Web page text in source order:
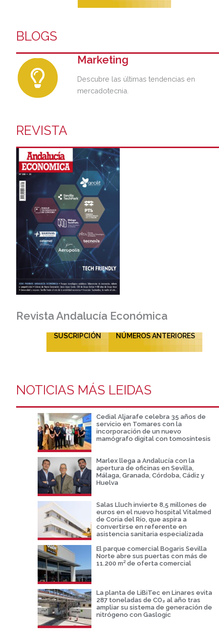
BLOGS
Marketing
Descubre las últimas tendencias en
mercadotecnia.
REVISTA
Revista Andalucía Económica
SUSCRIPCIÓN NÚMEROS ANTERIORES
NOTICIAS MÁS LEIDAS
Cedial Aljarafe celebra 35 años de
servicio en Tomares con la
incorporación de un nuevo
mamógrafo digital con tomosíntesis
Marlex llega a Andalucía con la
apertura de oficinas en Sevilla,
Málaga, Granada, Córdoba, Cádiz y
Huelva
Salas Lluch invierte 8,5 millones de
euros en el nuevo hospital Vitalmed
de Coria del Río, que aspira a
convertirse en referente en
asistencia sanitaria especializada
El parque comercial Bogaris Sevilla
Norte abre sus puertas con más de
11.200 m² de oferta comercial
La planta de LiBiTec en Linares evita
287 toneladas de CO₂ al año tras
ampliar su sistema de generación de
nitrógeno con Gaslogic